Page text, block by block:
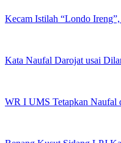
Kecam Istilah “Londo
Kata Naufal Darojat usai
WR I UMS Tetapkan Naufal